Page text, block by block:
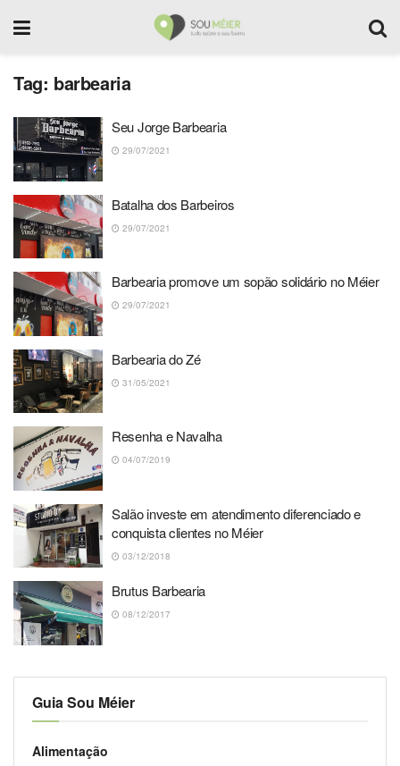
Tag: barbearia
Seu Jorge Barbearia
29/07/2021
Batalha dos Barbeiros
29/07/2021
Barbearia promove um sopão solidário no Méier
29/07/2021
Barbearia do Zé
31/05/2021
Resenha e Navalha
04/07/2019
Salão investe em atendimento diferenciado e
conquista clientes no Méier
03/12/2018
Brutus Barbearia
08/12/2017
Guia Sou Méier
Alimentação